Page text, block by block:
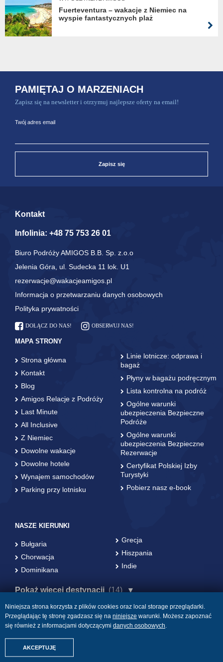
Fuerteventura – wakacje z Niemiec na
wyspie fantastycznych plaż
PAMIĘTAJ O MARZENIACH
Zapisz się na newsletter i otrzymuj najlepsze oferty na email!
Twój adres email
Zapisz się
Kontakt
Infolinia: +48 75 753 26 01
Biuro Podróży AMIGOS B.B. Sp. z.o.o
Jelenia Góra, ul. Sudecka 11 lok. U1
rezerwacje@wakacjeamigos.pl
Informacja o przetwarzaniu danych osobowych
Polityka prywatności
DOŁĄCZ DO NAS! OBSERWUJ NAS!
© Amigos 2017. Wszelkie prawa zastrzeżone.
Developed by PPM Open Projects
MAPA STRONY
Strona główna
Kontakt
Blog
Amigos Relacje z Podróży
Last Minute
All Inclusive
Z Niemiec
Dowolne wakacje
Dowolne hotele
Wynajem samochodów
Parking przy lotnisku
Linie lotnicze: odprawa i
bagaż
Płyny w bagażu podręcznym
Lista kontrolna na podróż
Ogólne warunki
ubezpieczenia Bezpieczne
Podróże
Ogólne warunki
ubezpieczenia Bezpieczne
Rezerwacje
Certyfikat Polskiej Izby
Turystyki
Pobierz nasz e-book
NASZE KIERUNKI
Bułgaria
Chorwacja
Dominikana
Grecja
Hiszpania
Indie
Pokaż więcej destynacji (14)
Niniejsza strona korzysta z plików cookies oraz local storage przeglądarki.
Przeglądając tę stronę zgadzasz się na niniejsze warunki. Możesz zapoznać
się również z informacjami dotyczącymi danych osobowych.
AKCEPTUJĘ